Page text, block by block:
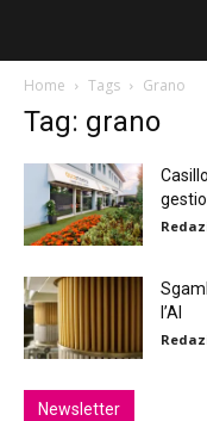
Home Tags Grano
Tag: grano
l’AI
Newsletter